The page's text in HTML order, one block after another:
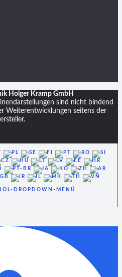
Holger Kramp GmbH
sind nicht bindend
Weiterentwicklungen seitens der